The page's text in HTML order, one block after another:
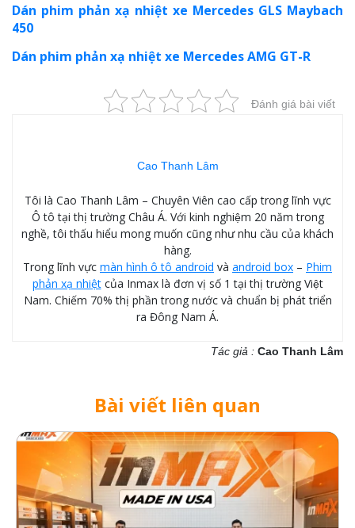
Dán phim phản xạ nhiệt xe Mercedes GLS Maybach
450
Dán phim phản xạ nhiệt xe Mercedes AMG GT-R
Đánh giá bài viết
Cao Thanh Lâm
Tôi là Cao Thanh Lâm – Chuyên Viên cao cấp trong lĩnh vực
Ô tô tại thị trường Châu Á. Với kinh nghiệm 20 năm trong
nghề, tôi thấu hiểu mong muốn cũng như nhu cầu của khách
hàng.
Trong lĩnh vực màn hình ô tô android và android box – Phim
phản xạ nhiệtcủa Inmax là đơn vị số 1 tại thị trường Việt
Nam. Chiếm 70% thị phần trong nước và chuẩn bị phát triển
ra Đông Nam Á.
Tác giả : Cao Thanh Lâm
Bài viết liên quan